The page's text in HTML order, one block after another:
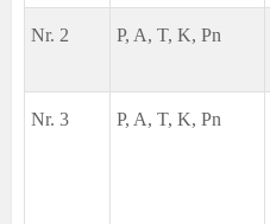
Nr. 2 P, A, T, K, Pn
Nr. 3 P, A, T, K, Pn